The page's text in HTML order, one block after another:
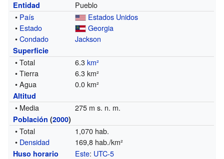
Entidad
Pueblo
• País
Estados Unidos
• Estado
Georgia
•Condado Jackson
Superficie
• Total 6.3km²
• Tierra
6.3 km²
• Agua
0.0 km²
Altitud
• Media 275 m s. n. m.
Población (2000)
• Total
1,070 hab.
• Densidad 169,8 hab./km²
Huso horario Este: UTC-5